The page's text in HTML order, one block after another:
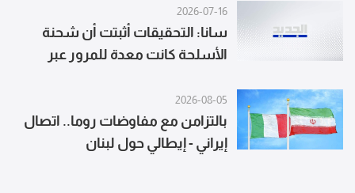
لوائح بأسماء الأسرى المحتملين
2026-07-16
سانا: التحقيقات أثبتت أن شحنة
الأسلحة كانت معدة للمرور عبر
2026-08-05
بالتزامن مع مفاوضات روما.. اتصال
إيراني - إيطالي حول لبنان